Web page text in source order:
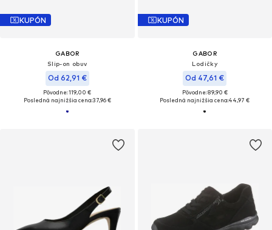
KUPÓN
GABOR
Slip-on obuv
Od 62,91 €
Pôvodne: 119,00 €
Posledná najnižšia cena:37,96 €
KUPÓN
GABOR
Lodičky
Od 47,61 €
Pôvodne: 89,90 €
Posledná najnižšia cena:44,97 €